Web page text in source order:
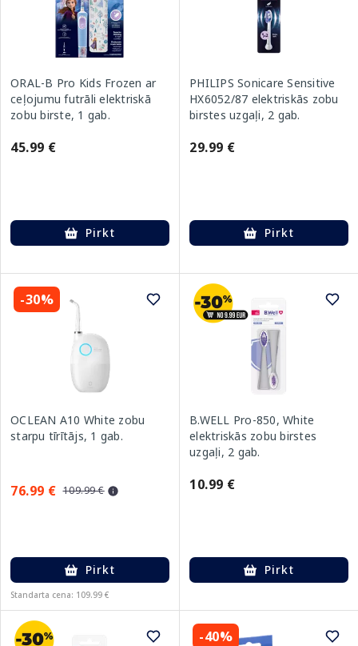
ORAL-B Pro Kids Frozen ar
ceļojumu futrāli elektriskā
zobu birste, 1 gab.
45.99 €
Pirkt
PHILIPS Sonicare Sensitive
HX6052/87 elektriskās zobu
birstes uzgaļi, 2 gab.
29.99 €
Pirkt
-30%
OCLEAN A10 White zobu
starpu tīrītājs, 1 gab.
76.99 € 109.99 €
Pirkt
Standarta cena: 109.99 €
B.WELL Pro-850, White
elektriskās zobu birstes
uzgaļi, 2 gab.
10.99 €
Pirkt
-40%